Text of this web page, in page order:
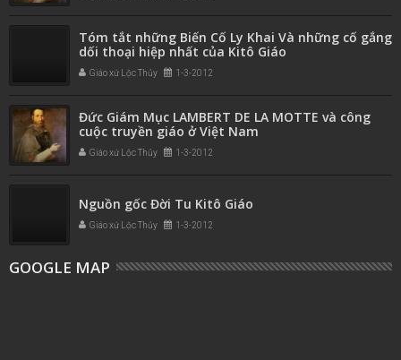
Tóm tắt những Biến Cố Ly Khai Và những cố gắng
dối thoại hiệp nhất của Kitô Giáo
Giáo xứ Lộc Thủy 1-3-2012
Đức Giám Mục LAMBERT DE LA MOTTE và công
cuộc truyền giáo ở Việt Nam
Giáo xứ Lộc Thủy 1-3-2012
Nguồn gốc Đời Tu Kitô Giáo
Giáo xứ Lộc Thủy 1-3-2012
GOOGLE MAP